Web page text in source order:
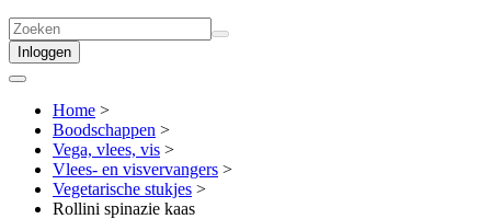
Inloggen
Home >
Boodschappen >
Vega, vlees, vis >
Vlees- en visvervangers >
Vegetarische stukjes >
Rollini spinazie kaas